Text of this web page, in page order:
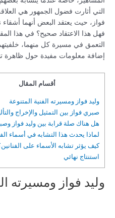
التي أثارت فضول الجمهور هي
فواز، حيث يعتقد البعض أنهما
فهل هذا الاعتقاد صحيح؟ في هذا
التعمق في مسيرة كل منهما،
إضافة معلومات مفيدة حول ظاهرة
أقسام المقال
وليد فواز ومسيرته الفنية المتنوعة
صبري فواز بين التمثيل والإخراج
هل هناك صلة قرابة بين وليد فواز
لماذا يحدث هذا التشابه في أسماء
كيف يؤثر تشابه الأسماء على
استنتاج نهائي
وليد فواز ومسيرته